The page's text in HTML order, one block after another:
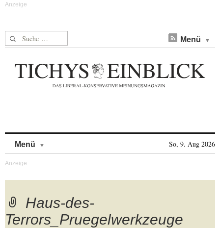
Suche nach: Menü
Menü So, 9. Aug 2026
Haus-des-
Terrors_Pruegelwerkzeuge